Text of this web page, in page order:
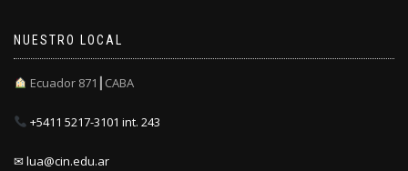
NUESTRO LOCAL
Ecuador 871┃CABA
+5411 5217-3101 int. 243
✉ lua@cin.edu.ar